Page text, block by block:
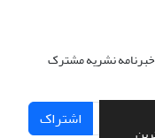
خبرنامه نشریه مشترک
اشتراک